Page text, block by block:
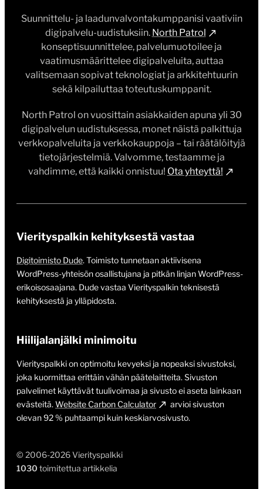
Suunnittelu- ja laadunvalvontakumppanisi vaativiin
digipalvelu-uudistuksiin. North Patrol
konseptisuunnittelee, palvelumuotoilee ja
vaatimusmäärittelee digipalveluita, auttaa
valitsemaan sopivat teknologiat ja arkkitehtuurin
sekä kilpailuttaa toteutuskumppanit.
North Patrol on vuosittain asiakkaiden apuna yli 30
digipalvelun uudistuksessa, monet näistä palkittuja
verkkopalveluita ja verkkokauppoja – tai räätälöityjä
tietojärjestelmiä. Valvomme, testaamme ja
vahdimme, että kaikki onnistuu! Ota yhteyttä!
© 2006-2026 Vierityspalkki
1030 toimitettua artikkelia
Vierityspalkin kehityksestä vastaa
Digitoimisto Dude. Toimisto tunnetaan aktiivisena
WordPress-yhteisön osallistujana ja pitkän linjan WordPress-
erikoisosaajana. Dude vastaa Vierityspalkin teknisestä
kehityksestä ja ylläpidosta.
Hiilijalanjälki minimoitu
Vierityspalkki on optimoitu kevyeksi ja nopeaksi sivustoksi,
joka kuormittaa erittäin vähän päätelaitteita. Sivuston
palvelimet käyttävät tuulivoimaa ja sivusto ei aseta lainkaan
evästeitä. Website Carbon Calculator
arvioi sivuston
olevan 92 % puhtaampi kuin keskiarvosivusto.